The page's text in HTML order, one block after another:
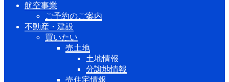
航空事業
ご予約のご案内
不動産・建設
買いたい
売土地
土地情報
分譲地情報
売住宅情報